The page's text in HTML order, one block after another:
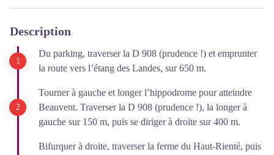
Description
Du parking, traverser la D 908 (prudence !) et emprunter
la route vers l’étang des Landes, sur 650 m.
Tourner à gauche et longer l’hippodrome pour atteindre
Beauvent. Traverser la D 908 (prudence !), la longer à
gauche sur 150 m, puis se diriger à droite sur 400 m.
Bifurquer à droite, traverser la ferme du Haut-Rienté, puis